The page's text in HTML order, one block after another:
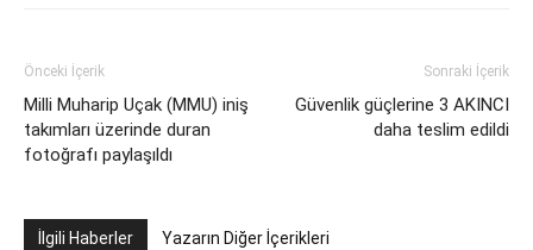
Önceki İçerik
Milli Muharip Uçak (MMU) iniş
takımları üzerinde duran
fotoğrafı paylaşıldı
Sonraki İçerik
Güvenlik güçlerine 3 AKINCI
daha teslim edildi
İlgili Haberler Yazarın Diğer İçerikleri